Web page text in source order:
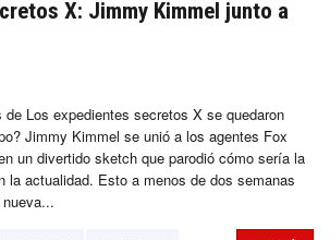
X: Jimmy Kimmel junto a
Los expedientes secretos X se quedaron
Jimmy Kimmel se unió a los agentes Fox
un divertido sketch que parodió cómo sería la
la actualidad. Esto a menos de dos semanas